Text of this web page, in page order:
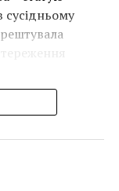
сусідньому